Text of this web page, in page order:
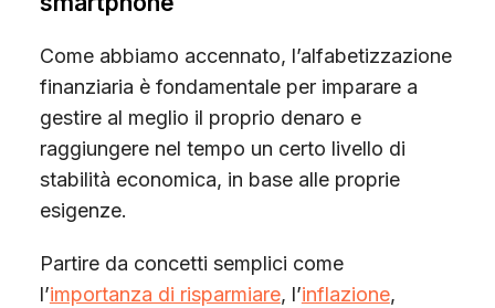
Come abbiamo accennato, l’alfabetizzazione
finanziaria è fondamentale per imparare a
gestire al meglio il proprio denaro e
raggiungere nel tempo un certo livello di
stabilità economica, in base alle proprie
esigenze.
Partire da concetti semplici come
l’importanza di risparmiare, l’inflazione,